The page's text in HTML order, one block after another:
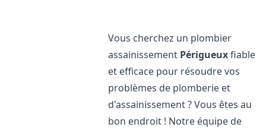
Vous cherchez un plombier
assainissement Périgueuxfiable
et efficace pour résoudre vos
problèmes de plomberie et
d'assainissement ? Vous êtes au
bon endroit ! Notre équipe de